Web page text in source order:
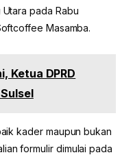
pada Rabu
Masamba.
Ketua DPRD
kader maupun bukan
formulir dimulai pada